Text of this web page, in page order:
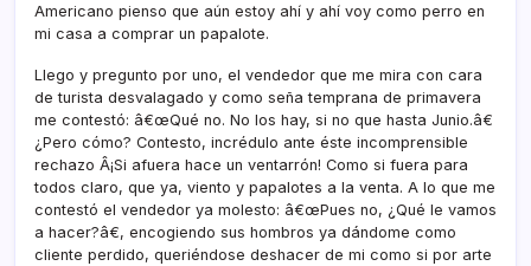
Americano pienso que aún estoy ahí­ y ahí­ voy como perro en
mi casa a comprar un papalote.
Llego y pregunto por uno, el vendedor que me mira con cara
de turista desvalagado y como seña temprana de primavera
me contestó: â€œQué no. No los hay, si no que hasta Junio.â€
¿Pero cómo? Contesto, incrédulo ante éste incomprensible
rechazo Â¡Si afuera hace un ventarrón! Como si fuera para
todos claro, que ya, viento y papalotes a la venta. A lo que me
contestó el vendedor ya molesto: â€œPues no, ¿Qué le vamos
a hacer?â€, encogiendo sus hombros ya dándome como
cliente perdido, queriéndose deshacer de mi como si por arte